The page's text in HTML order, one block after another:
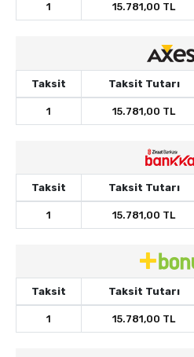
1 15.781,00 TL
Taksit Taksit Tutarı
1 15.781,00 TL
Taksit Taksit Tutarı
1 15.781,00 TL
Taksit Taksit Tutarı
1 15.781,00 TL